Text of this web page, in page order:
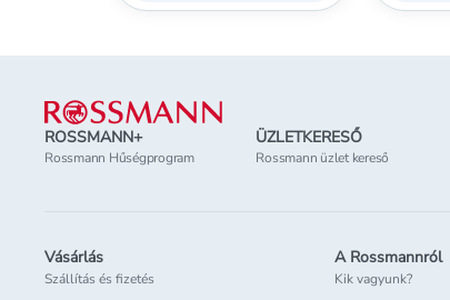
Lábléc
ROSSMANN+
Rossmann Hűségprogram
ÜZLETKERESŐ
Rossmann üzlet kereső
Vásárlás
Szállítás és fizetés
A Rossmannról
Kik vagyunk?